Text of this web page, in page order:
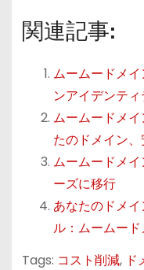
関連記事:
ムームードメ
ンアイデンテ
ムームードメ
たのドメイン
ムームードメ
ーズに移行
あなたのドメ
ル：ムームー
Tags: コスト削減,